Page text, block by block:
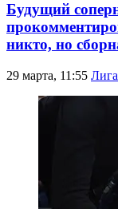
Будущий
никто, но
29 марта, 11:55